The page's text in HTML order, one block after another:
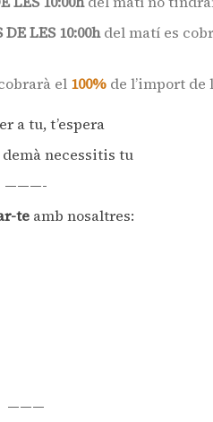
DE LES 10:00hdel matí es
cobrarà el 100% de l’import de
a tu, t’espera
demà necessitis tu
———-
te amb nosaltres:
———